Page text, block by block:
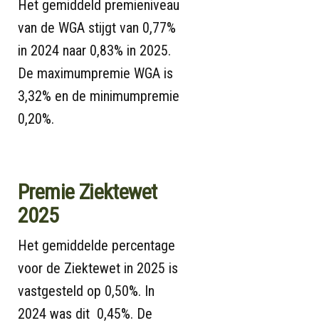
Het gemiddeld premieniveau
van de WGA stijgt van 0,77%
in 2024 naar 0,83% in 2025.
De maximumpremie WGA is
3,32% en de minimumpremie
0,20%.
Premie Ziektewet
2025
Het gemiddelde percentage
voor de Ziektewet in 2025 is
vastgesteld op 0,50%. In
2024 was dit 0,45%. De